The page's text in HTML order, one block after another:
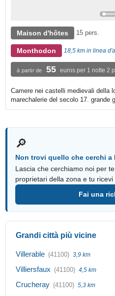
Maison d'hôtes 15 pers.
Monthodon 18,5 km in linea
à partir de 55 euros per 1 notte 2
Camere nei castelli medievali della
marechalerie del secolo 17. grande
🔎
Non trovi quello che cerchi a
Lascia che cerchiamo noi per
proprietari della zona e tu
Fai una
Grandi città più vicine
Villerable (41100) 3,9 km
Villiersfaux (41100) 4,5 km
Crucheray (41100) 5,3 km